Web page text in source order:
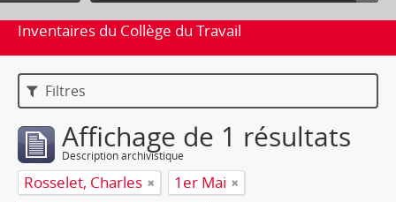
Inventaires du Collège du Travail
Filtres
Affichage de 1 résultats
Description archivistique
Rosselet, Charles
1er Mai